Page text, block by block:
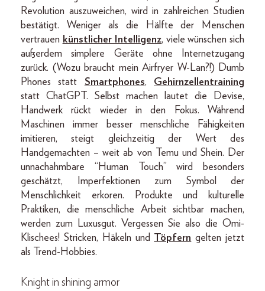
Revolution auszuweichen, wird in zahlreichen Studien
bestätigt. Weniger als die Hälfte der Menschen
vertrauen künstlicher Intelligenz, viele wünschen sich
außerdem simplere Geräte ohne Internetzugang
zurück. (Wozu braucht mein Airfryer W-Lan?!) Dumb
Phones statt Smartphones, Gehirnzellentraining
statt ChatGPT. Selbst machen lautet die Devise,
Handwerk rückt wieder in den Fokus. Während
Maschinen immer besser menschliche Fähigkeiten
imitieren, steigt gleichzeitig der Wert des
Handgemachten – weit ab von Temu und Shein. Der
unnachahmbare “Human Touch” wird besonders
geschätzt, Imperfektionen zum Symbol der
Menschlichkeit erkoren. Produkte und kulturelle
Praktiken, die menschliche Arbeit sichtbar machen,
werden zum Luxusgut. Vergessen Sie also die Omi-
Klischees! Stricken, Häkeln und Töpfern gelten jetzt
als Trend-Hobbies.
Knight in shining armor